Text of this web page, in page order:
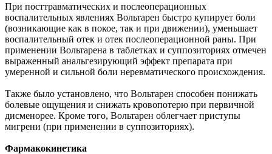
При посттравматических и послеоперационных
воспалительных явлениях Вольтарен быстро купирует боли
(возникающие как в покое, так и при движении), уменьшает
воспалительный отек и отек послеоперационной раны. При
применении Вольтарена в таблетках и суппозиториях отмечен
выраженный анальгезирующий эффект препарата при
умеренной и сильной боли неревматического происхождения.
Также было установлено, что Вольтарен способен понижать
болевые ощущения и снижать кровопотерю при первичной
дисменорее. Кроме того, Вольтарен облегчает приступы
мигрени (при применении в суппозиториях).
Фармакокинетика